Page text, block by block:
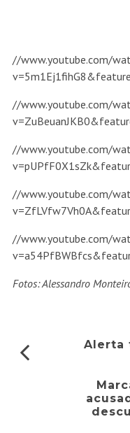
//www.youtube.com/
//www.youtube.com/
//www.youtube.com/
//www.youtube.com/
//www.youtube.com/
Fotos: Alessandro
Alerta